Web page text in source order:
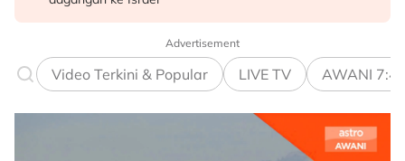
Advertisement
Video Terkini & Popular LIVE TV AWANI